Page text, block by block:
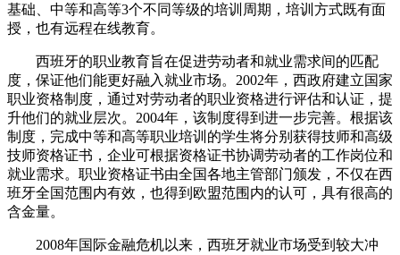
基础、中等和高等3个不同等级的培训周期，培训方式既有面
授，也有远程在线教育。
西班牙的职业教育旨在促进劳动者和就业需求间的匹配
度，保证他们能更好融入就业市场。2002年，西政府建立国家
职业资格制度，通过对劳动者的职业资格进行评估和认证，提
升他们的就业层次。2004年，该制度得到进一步完善。根据该
制度，完成中等和高等职业培训的学生将分别获得技师和高级
技师资格证书，企业可根据资格证书协调劳动者的工作岗位和
就业需求。职业资格证书由全国各地主管部门颁发，不仅在西
班牙全国范围内有效，也得到欧盟范围内的认可，具有很高的
含金量。
2008年国际金融危机以来，西班牙就业市场受到较大冲